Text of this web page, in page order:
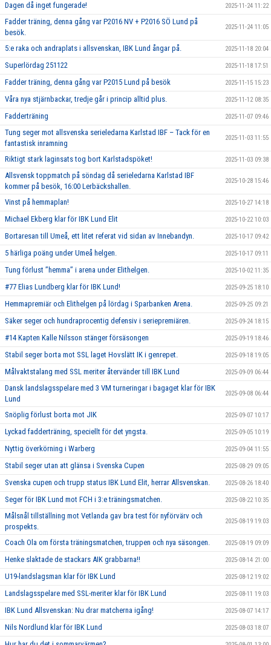
Dagen då inget fungerade! 2025-11-24 11:22
Fadder träning, denna gång var P2016 NV + P2016 SÖ Lund på
besök.
2025-11-24 11:05
5:e raka och andraplats i allsvenskan, IBK Lund ångar på. 2025-11-18 20:04
Superlördag 251122 2025-11-18 17:51
Fadder träning, denna gång var P2015 Lund på besök 2025-11-15 15:23
Våra nya stjärnbackar, tredje går i princip alltid plus. 2025-11-12 08:35
Fadderträning 2025-11-07 09:46
Tung seger mot allsvenska serieledarna Karlstad IBF – Tack för en
fantastisk inramning
2025-11-03 11:55
Riktigt stark laginsats tog bort Karlstadspöket! 2025-11-03 09:38
Allsvensk toppmatch på söndag då serieledarna Karlstad IBF
kommer på besök, 16:00 Lerbäckshallen.
2025-10-28 15:46
Vinst på hemmaplan! 2025-10-27 14:18
Michael Ekberg klar för IBK Lund Elit 2025-10-22 10:03
Bortaresan till Umeå, ett litet referat vid sidan av Innebandyn. 2025-10-17 09:42
5 härliga poäng under Umeå helgen. 2025-10-17 09:11
Tung förlust ’’hemma’’ i arena under Elithelgen. 2025-10-02 11:35
#77 Elias Lundberg klar för IBK Lund! 2025-09-25 18:10
Hemmapremiär och Elithelgen på lördag i Sparbanken Arena. 2025-09-25 09:21
Säker seger och hundraprocentig defensiv i seriepremiären. 2025-09-24 18:15
#14 Kapten Kalle Nilsson stänger försäsongen 2025-09-19 18:46
Stabil seger borta mot SSL laget Hovslätt IK i genrepet. 2025-09-18 19:05
Målvaktstalang med SSL meriter återvänder till IBK Lund 2025-09-09 06:44
Dansk landslagsspelare med 3 VM turneringar i bagaget klar för IBK
Lund
2025-09-08 06:44
Snöplig förlust borta mot JIK 2025-09-07 10:17
Lyckad fadderträning, speciellt för det yngsta. 2025-09-05 10:19
Nyttig överkörning i Warberg 2025-09-04 11:55
Stabil seger utan att glänsa i Svenska Cupen 2025-08-29 09:05
Svenska cupen och trupp status IBK Lund Elit, herrar Allsvenskan. 2025-08-26 18:40
Seger för IBK Lund mot FCH i 3:e träningsmatchen. 2025-08-22 10:35
Målsnål tillställning mot Vetlanda gav bra test för nyförvärv och
prospekts.
2025-08-19 19:03
Coach Ola om första träningsmatchen, truppen och nya säsongen. 2025-08-19 09:09
Henke slaktade de stackars AIK grabbarna!! 2025-08-14 21:00
U19-landslagsman klar för IBK Lund 2025-08-12 19:02
Landslagsspelare med SSL-meriter klar för IBK Lund 2025-08-11 19:03
IBK Lund Allsvenskan: Nu drar matcherna igång! 2025-08-07 14:17
Nils Nordlund klar för IBK Lund 2025-08-03 18:07